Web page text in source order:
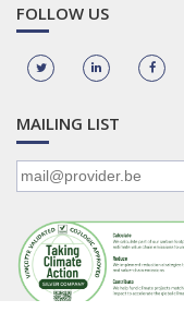
FOLLOW US
MAILING LIST